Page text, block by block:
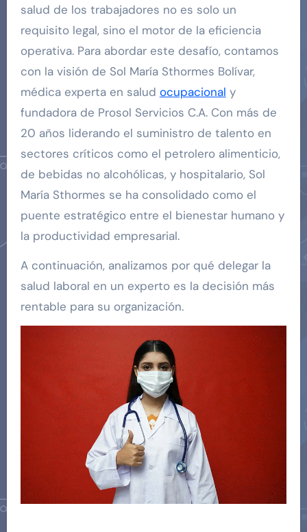
salud de los trabajadores no es solo un
requisito legal, sino el motor de la eficiencia
operativa. Para abordar este desafío, contamos
con la visión de Sol María Sthormes Bolívar,
médica experta en salud ocupacional y
fundadora de Prosol Servicios C.A. Con más de
20 años liderando el suministro de talento en
sectores críticos como el petrolero alimenticio,
de bebidas no alcohólicas, y hospitalario, Sol
María Sthormes se ha consolidado como el
puente estratégico entre el bienestar humano y
la productividad empresarial.
A continuación, analizamos por qué delegar la
salud laboral en un experto es la decisión más
rentable para su organización.